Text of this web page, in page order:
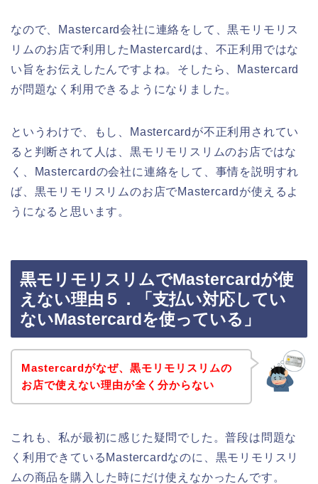
なので、Mastercard会社に連絡をして、黒モリモリス
リムのお店で利用したMastercardは、不正利用ではな
い旨をお伝えしたんですよね。そしたら、Mastercard
が問題なく利用できるようになりました。
というわけで、もし、Mastercardが不正利用されてい
ると判断されて人は、黒モリモリスリムのお店ではな
く、Mastercardの会社に連絡をして、事情を説明すれ
ば、黒モリモリスリムのお店でMastercardが使えるよ
うになると思います。
黒モリモリスリムでMastercardが使
えない理由５．「支払い対応してい
ないMastercardを使っている」
Mastercardがなぜ、黒モリモリスリムの
お店で使えない理由が全く分からない
これも、私が最初に感じた疑問でした。普段は問題な
く利用できているMastercardなのに、黒モリモリスリ
ムの商品を購入した時にだけ使えなかったんです。